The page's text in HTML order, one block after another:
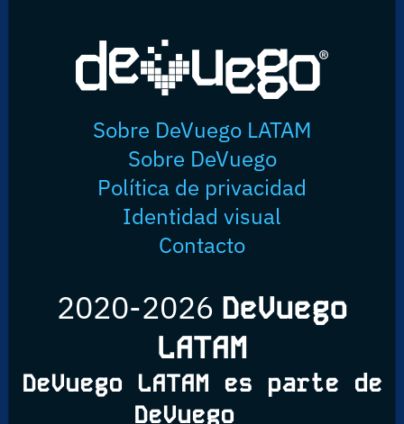
Sobre DeVuego LATAM
Sobre DeVuego
Política de privacidad
Identidad visual
Contacto
2020-2026 DeVuego
LATAM
DeVuego LATAM es parte de
DeVuego